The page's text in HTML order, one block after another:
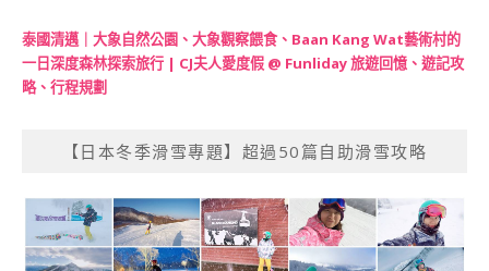
泰國清邁｜大象自然公園、大象觀察餵食、Baan Kang Wat藝術村的
一日深度森林探索旅行 | CJ夫人愛度假 @ Funliday 旅遊回憶、遊記攻
略、行程規劃
【日本冬季滑雪專題】超過50篇自助滑雪攻略